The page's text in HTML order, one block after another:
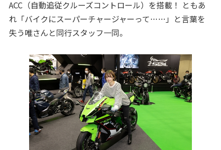
ACC（自動追従クルーズコントロール）を搭載！ ともあ
れ「バイクにスーパーチャージャーって……」と言葉を
失う唯さんと同行スタッフ一同。